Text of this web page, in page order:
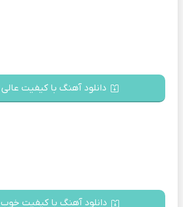
دانلود آهنگ با کیفیت عالی 320
دانلود آهنگ با کیفیت خوب 128